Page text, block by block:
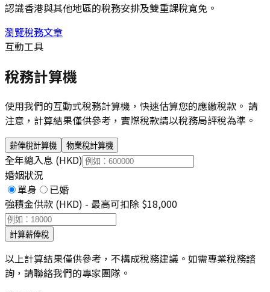
認識香港與其他地區的稅務安排及雙重課稅寬免。
瀏覽稅務文章
互動工具
稅務計算機
使用我們的互動式稅務計算機，快速估算您的應繳稅款。 請
注意，計算結果僅供參考，實際稅款請以稅務局評稅為準。
薪俸稅計算機 物業稅計算機
全年總入息 (HKD)
婚姻狀況
單身
已婚
強積金供款 (HKD) - 最高可扣除 $18,000
計算薪俸稅
以上計算結果僅供參考，不構成稅務建議。如需專業稅務諮
詢，請聯絡我們的專家團隊。